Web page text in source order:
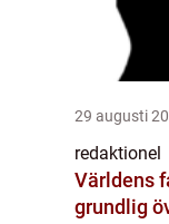
29 augusti
redaktionel
Världens
grundlig